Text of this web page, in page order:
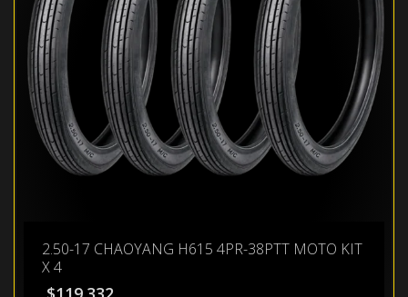
2.50-17 CHAOYANG H615 4PR-38PTT MOTO KIT
X 4